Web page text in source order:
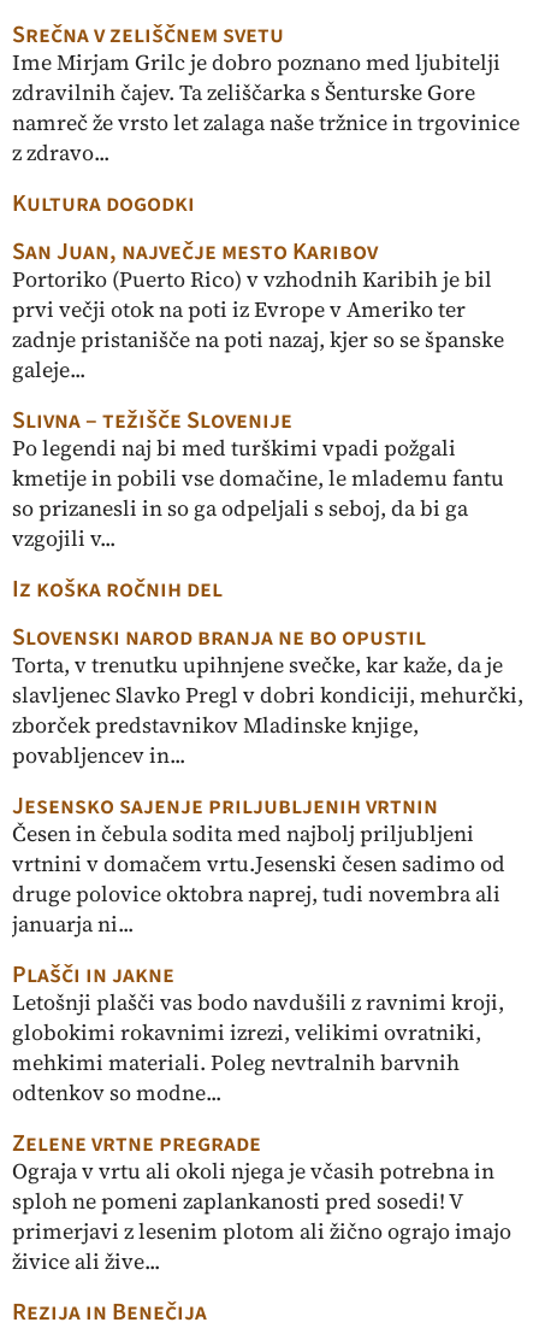
Srečna v zeliščnem svetu
Ime Mirjam Grilc je dobro poznano med ljubitelji
zdravilnih čajev. Ta zeliščarka s Šenturske Gore
namreč že vrsto let zalaga naše tržnice in trgovinice
z zdravo...
Kultura dogodki
San Juan, največje mesto Karibov
Portoriko (Puerto Rico) v vzhodnih Karibih je bil
prvi večji otok na poti iz Evrope v Ameriko ter
zadnje pristanišče na poti nazaj, kjer so se španske
galeje...
Slivna – težišče Slovenije
Po legendi naj bi med turškimi vpadi požgali
kmetije in pobili vse domačine, le mlademu fantu
so prizanesli in so ga odpeljali s seboj, da bi ga
vzgojili v...
Iz koška ročnih del
Slovenski narod branja ne bo opustil
Torta, v trenutku upihnjene svečke, kar kaže, da je
slavljenec Slavko Pregl v dobri kondiciji, mehurčki,
zborček predstavnikov Mladinske knjige,
povabljencev in...
Jesensko sajenje priljubljenih vrtnin
Česen in čebula sodita med najbolj priljubljeni
vrtnini v domačem vrtu.Jesenski česen sadimo od
druge polovice oktobra naprej, tudi novembra ali
januarja ni...
Plašči in jakne
Letošnji plašči vas bodo navdušili z ravnimi kroji,
globokimi rokavnimi izrezi, velikimi ovratniki,
mehkimi materiali. Poleg nevtralnih barvnih
odtenkov so modne...
Zelene vrtne pregrade
Ograja v vrtu ali okoli njega je včasih potrebna in
sploh ne pomeni zaplankanosti pred sosedi! V
primerjavi z lesenim plotom ali žično ograjo imajo
živice ali žive...
Rezija in Benečija